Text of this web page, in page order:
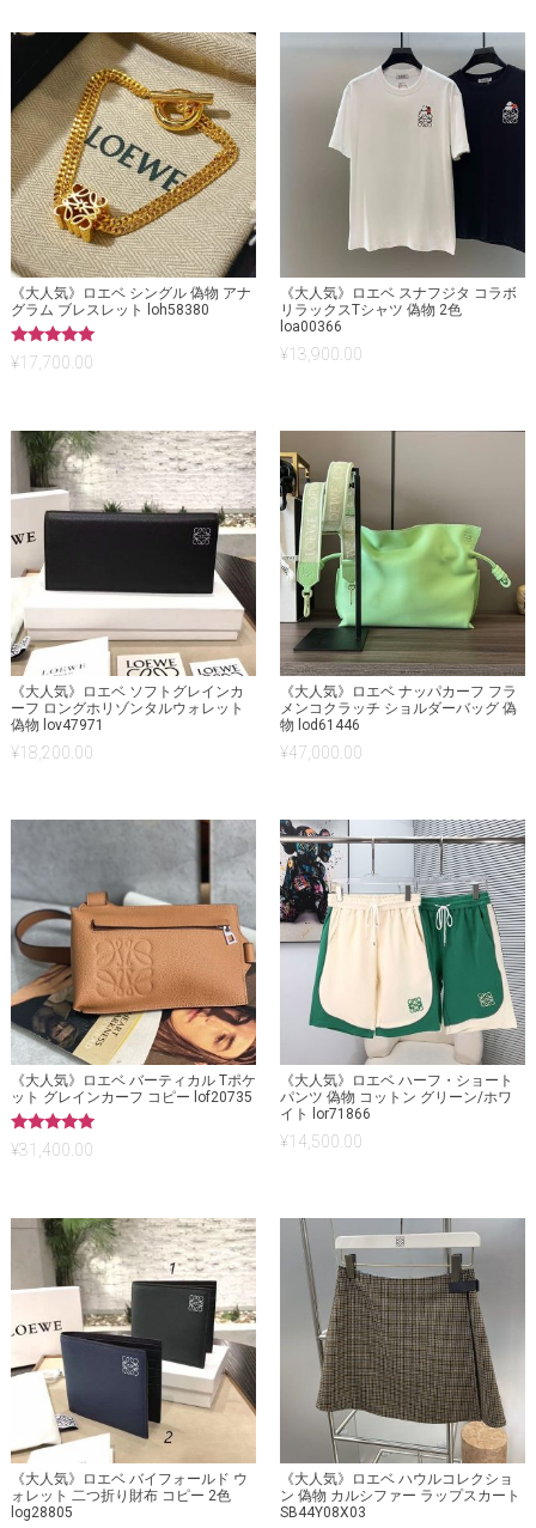
《大人気》ロエベ シングル 偽物 アナ
グラム ブレスレット loh58380
5段階中
5.00
¥17,700.00
《大人気》ロエベ スナフジタ コラボ
リラックスTシャツ 偽物 2色
loa00366
¥13,900.00
《大人気》ロエベ ソフトグレインカ
ーフ ロングホリゾンタルウォレット
偽物 lov47971
¥18,200.00
《大人気》ロエベ ナッパカーフ フラ
メンコクラッチ ショルダーバッグ 偽
物 lod61446
¥47,000.00
《大人気》ロエベ バーティカル Tポケ
ット グレインカーフ コピー lof20735
5段階中
5.00
¥31,400.00
《大人気》ロエベ ハーフ・ショート
パンツ 偽物 コットン グリーン/ホワ
イト lor71866
¥14,500.00
《大人気》ロエベ バイフォールド ウ
ォレット 二つ折り財布 コピー 2色
log28805
《大人気》ロエベ ハウルコレクショ
ン 偽物 カルシファー ラップスカート
SB44Y08X03